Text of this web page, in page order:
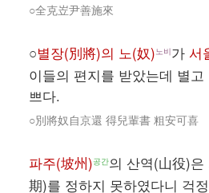
○全克岦尹善施來
○별장(別將)의 노(奴)노비가 서
이들의 편지를 받았는데 별
쁘다.
○別將奴自京還 得兒輩書 粗安可喜
파주(坡州)공간의 산역(山役)
期)를 정하지 못하였다니 걱